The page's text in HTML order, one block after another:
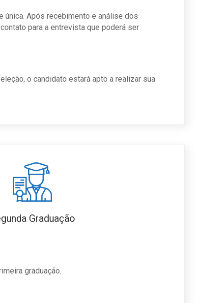
Após recebimento e análise dos
para a entrevista que poderá ser
o candidato estará apto a realizar sua
Graduação
graduação.